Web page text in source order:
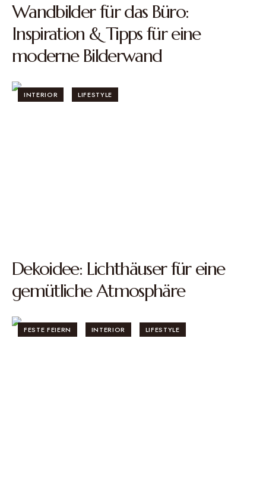
Wandbilder für das Büro:
Inspiration & Tipps für eine
moderne Bilderwand
INTERIOR LIFESTYLE
Dekoidee: Lichthäuser für eine
gemütliche Atmosphäre
FESTE FEIERN INTERIOR LIFESTYLE